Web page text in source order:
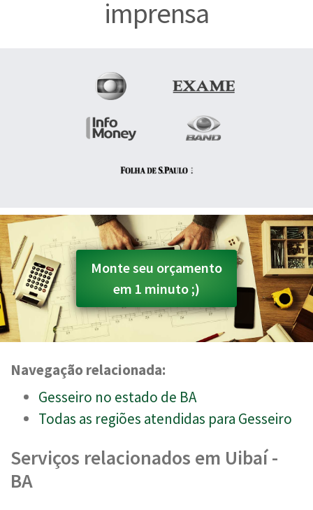
imprensa
Monte seu orçamento
em 1 minuto ;)
Navegação relacionada:
Gesseiro no estado de BA
Todas as regiões atendidas para Gesseiro
Serviços relacionados em Uibaí -
BA